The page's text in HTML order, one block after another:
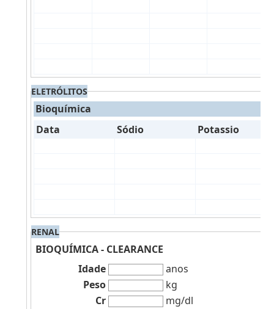
ELETRÓLITOS
Bioquímica
Data
Sódio Potassio
RENAL
BIOQUÍMICA - CLEARANCE
Idade
anos
Peso
kg
Cr
mg/dl